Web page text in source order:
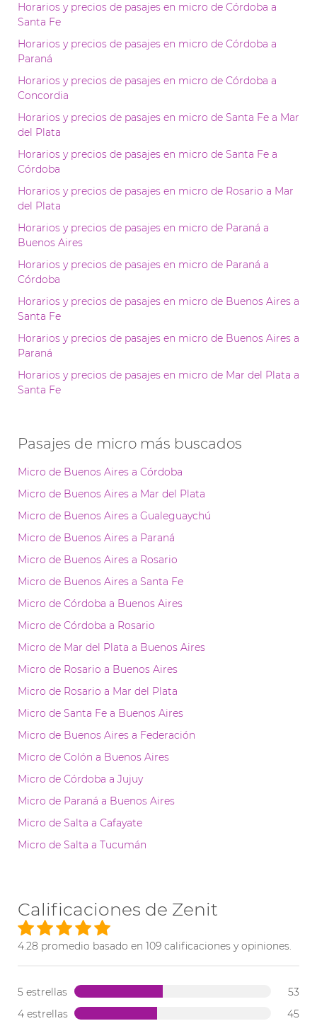
Horarios y precios de pasajes en micro de Córdoba a
Santa Fe
Horarios y precios de pasajes en micro de Córdoba a
Paraná
Horarios y precios de pasajes en micro de Córdoba a
Concordia
Horarios y precios de pasajes en micro de Santa Fe a Mar
del Plata
Horarios y precios de pasajes en micro de Santa Fe a
Córdoba
Horarios y precios de pasajes en micro de Rosario a Mar
del Plata
Horarios y precios de pasajes en micro de Paraná a
Buenos Aires
Horarios y precios de pasajes en micro de Paraná a
Córdoba
Horarios y precios de pasajes en micro de Buenos Aires a
Santa Fe
Horarios y precios de pasajes en micro de Buenos Aires a
Paraná
Horarios y precios de pasajes en micro de Mar del Plata a
Santa Fe
Pasajes de micro más buscados
Micro de Buenos Aires a Córdoba
Micro de Buenos Aires a Mar del Plata
Micro de Buenos Aires a Gualeguaychú
Micro de Buenos Aires a Paraná
Micro de Buenos Aires a Rosario
Micro de Buenos Aires a Santa Fe
Micro de Córdoba a Buenos Aires
Micro de Córdoba a Rosario
Micro de Mar del Plata a Buenos Aires
Micro de Rosario a Buenos Aires
Micro de Rosario a Mar del Plata
Micro de Santa Fe a Buenos Aires
Micro de Buenos Aires a Federación
Micro de Colón a Buenos Aires
Micro de Córdoba a Jujuy
Micro de Paraná a Buenos Aires
Micro de Salta a Cafayate
Micro de Salta a Tucumán
Calificaciones de Zenit
4.28 promedio basado en 109 calificaciones y opiniones.
5 estrellas
53
4 estrellas
45